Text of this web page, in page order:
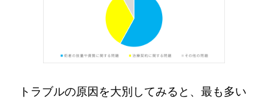
トラブルの原因を大別してみると、最も多い